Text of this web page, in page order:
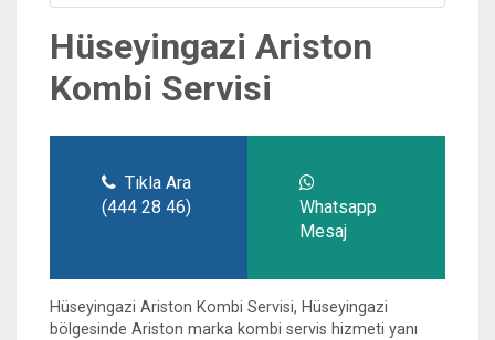
Hüseyingazi Ariston
Kombi Servisi
Tıkla Ara
(444 28 46)
Whatsapp
Mesaj
Hüseyingazi Ariston Kombi Servisi, Hüseyingazi
bölgesinde Ariston marka kombi servis hizmeti yanı